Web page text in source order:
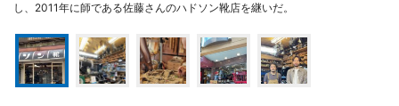
し、2011年に師である佐藤さんのハドソン靴店を継いだ。